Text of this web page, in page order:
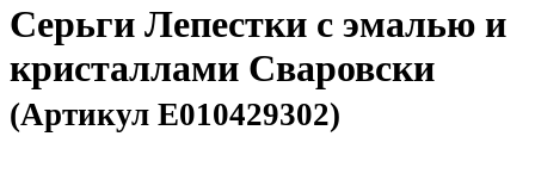
Серьги Лепестки с эмалью и
кристаллами Сваровски
(Артикул E010429302)